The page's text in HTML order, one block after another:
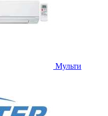
Мульти